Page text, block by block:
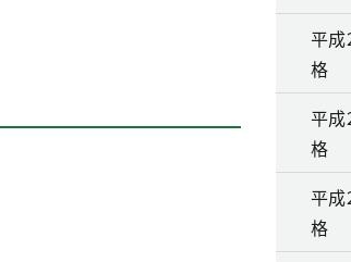
平
格
平
格
平
格